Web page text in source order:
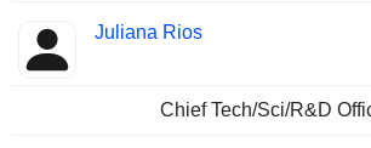
Juliana Rios
Chief Tech/Sci/R&D